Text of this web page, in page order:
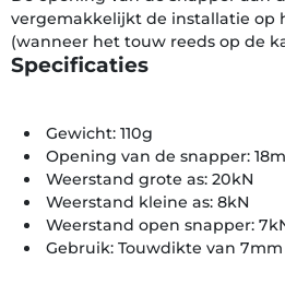
vergemakkelijkt de installatie op
(wanneer het touw reeds op de
Specificaties
Gewicht: 110g
Opening van de snapper:
Weerstand grote as: 20kN
Weerstand kleine as: 8kN
Weerstand open snapper:
Gebruik: Touwdikte van